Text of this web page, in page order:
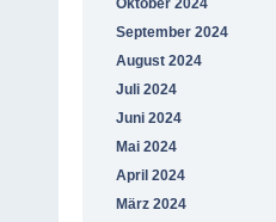
Oktober 2024
September 2024
August 2024
Juli 2024
Juni 2024
Mai 2024
April 2024
März 2024